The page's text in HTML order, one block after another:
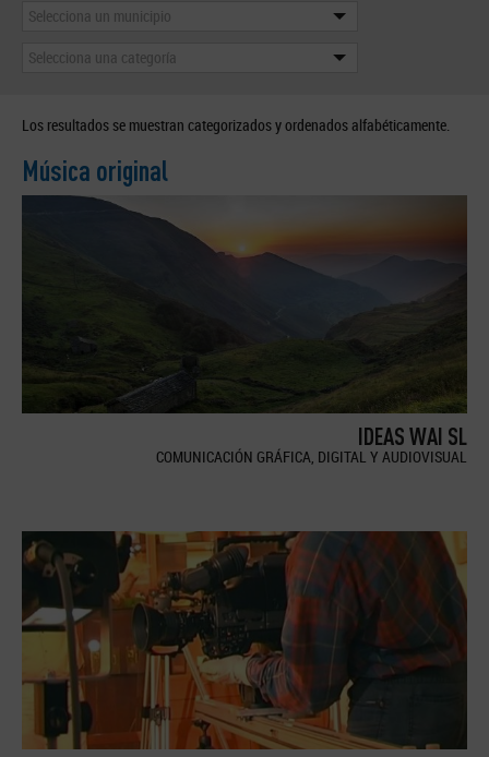
Selecciona un municipio
Selecciona una categoría
Los resultados se muestran categorizados y ordenados alfabéticamente.
Música original
IDEAS WAI SL
COMUNICACIÓN GRÁFICA, DIGITAL Y AUDIOVISUAL